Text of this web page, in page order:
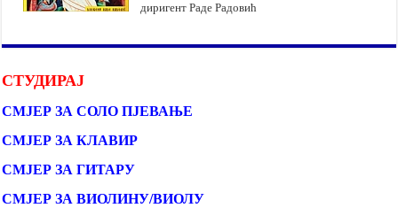
диригент Раде Радовић
СТУДИРАЈ
СМЈЕР ЗА СОЛО ПЈЕВАЊЕ
СМЈЕР ЗА КЛАВИР
СМЈЕР ЗА ГИТАРУ
СМЈЕР ЗА ВИОЛИНУ/ВИОЛУ